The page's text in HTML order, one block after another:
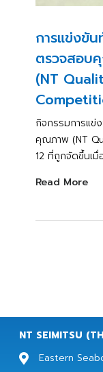
การแข่งขัน
ตรวจสอบ
(NT
กิจกรรมการแข่
คุณภาพ (NT
12 ที่ถูกจัดขึ้นเ
Read More
NT SEIMITSU
Eastern